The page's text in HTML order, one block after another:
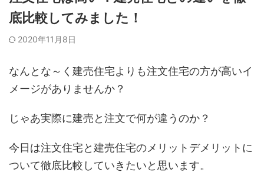
底比較してみました！
2020年11月8日
なんとな～く建売住宅よりも注文住宅の方が高いイ
メージがありませんか？
じゃあ実際に建売と注文で何が違うのか？
今日は注文住宅と建売住宅のメリットデメリットに
ついて徹底比較していきたいと思います。